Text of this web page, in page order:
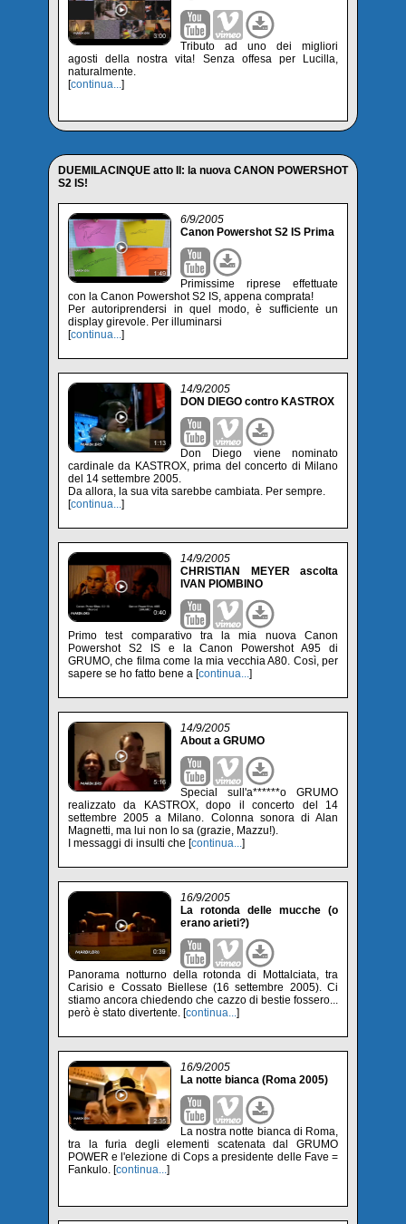
Tributo ad uno dei migliori
agosti della nostra vita! Senza offesa per Lucilla,
naturalmente.
[continua...]
DUEMILACINQUE atto II: la nuova CANON POWERSHOT
S2 IS!
6/9/2005
Canon Powershot S2 IS Prima
Primissime riprese effettuate
con la Canon Powershot S2 IS, appena comprata!
Per autoriprendersi in quel modo, è sufficiente un
display girevole. Per illuminarsi
[continua...]
14/9/2005
DON DIEGO contro KASTROX
Don Diego viene nominato
cardinale da KASTROX, prima del concerto di Milano
del 14 settembre 2005.
Da allora, la sua vita sarebbe cambiata. Per sempre.
[continua...]
14/9/2005
CHRISTIAN MEYER ascolta
IVAN PIOMBINO
Primo test comparativo tra la mia nuova Canon
Powershot S2 IS e la Canon Powershot A95 di
GRUMO, che filma come la mia vecchia A80. Così, per
sapere se ho fatto bene a [continua...]
14/9/2005
About a GRUMO
Special sull'a******o GRUMO
realizzato da KASTROX, dopo il concerto del 14
settembre 2005 a Milano. Colonna sonora di Alan
Magnetti, ma lui non lo sa (grazie, Mazzu!).
I messaggi di insulti che [continua...]
16/9/2005
La rotonda delle mucche (o
erano arieti?)
Panorama notturno della rotonda di Mottalciata, tra
Carisio e Cossato Biellese (16 settembre 2005). Ci
stiamo ancora chiedendo che cazzo di bestie fossero...
però è stato divertente. [continua...]
16/9/2005
La notte bianca (Roma 2005)
La nostra notte bianca di Roma,
tra la furia degli elementi scatenata dal GRUMO
POWER e l'elezione di Cops a presidente delle Fave =
Fankulo. [continua...]